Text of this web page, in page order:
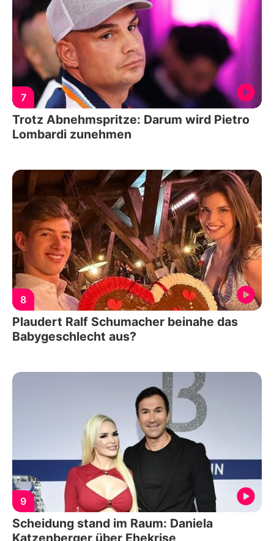
7
Trotz Abnehmspritze: Darum wird Pietro
Lombardi zunehmen
8
Plaudert Ralf Schumacher beinahe das
Babygeschlecht aus?
9
Scheidung stand im Raum: Daniela